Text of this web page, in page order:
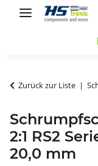
Zurück zur Liste
2:1 RS2
20,0 mm